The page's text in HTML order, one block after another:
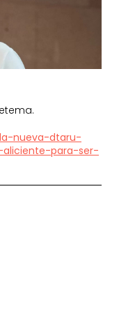
nueva-dtaru-
para-ser-